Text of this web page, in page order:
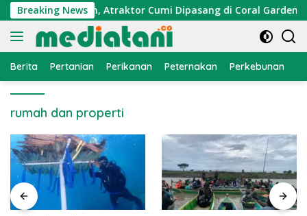
Langsung
ke
konten
Breaking News
Nelayan, Atraktor Cumi Dipasang di Coral Garden
Berita Pertanian Perikanan Peternakan Perkebunan
rumah dan properti